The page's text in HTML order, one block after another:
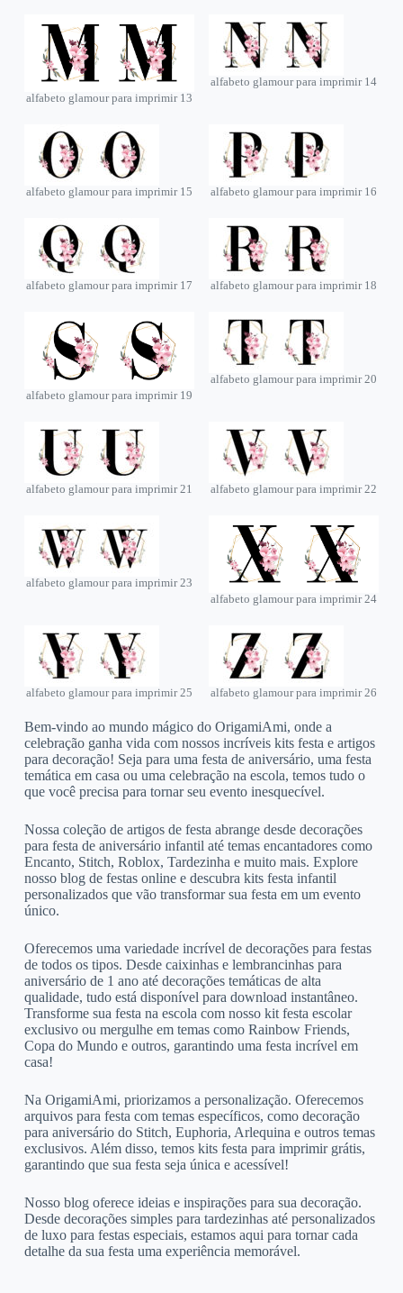
alfabeto glamour para imprimir 13
alfabeto glamour para imprimir 14
alfabeto glamour para imprimir 15 alfabeto glamour para imprimir 16
alfabeto glamour para imprimir 17 alfabeto glamour para imprimir 18
alfabeto glamour para imprimir 19
alfabeto glamour para imprimir 20
alfabeto glamour para imprimir 21 alfabeto glamour para imprimir 22
alfabeto glamour para imprimir 23
alfabeto glamour para imprimir 24
alfabeto glamour para imprimir 25 alfabeto glamour para imprimir 26
Bem-vindo ao mundo mágico do OrigamiAmi, onde a
celebração ganha vida com nossos incríveis kits festa e artigos
para decoração! Seja para uma festa de aniversário, uma festa
temática em casa ou uma celebração na escola, temos tudo o
que você precisa para tornar seu evento inesquecível.
Nossa coleção de artigos de festa abrange desde decorações
para festa de aniversário infantil até temas encantadores como
Encanto, Stitch, Roblox, Tardezinha e muito mais. Explore
nosso blog de festas online e descubra kits festa infantil
personalizados que vão transformar sua festa em um evento
único.
Oferecemos uma variedade incrível de decorações para festas
de todos os tipos. Desde caixinhas e lembrancinhas para
aniversário de 1 ano até decorações temáticas de alta
qualidade, tudo está disponível para download instantâneo.
Transforme sua festa na escola com nosso kit festa escolar
exclusivo ou mergulhe em temas como Rainbow Friends,
Copa do Mundo e outros, garantindo uma festa incrível em
casa!
Na OrigamiAmi, priorizamos a personalização. Oferecemos
arquivos para festa com temas específicos, como decoração
para aniversário do Stitch, Euphoria, Arlequina e outros temas
exclusivos. Além disso, temos kits festa para imprimir grátis,
garantindo que sua festa seja única e acessível!
Nosso blog oferece ideias e inspirações para sua decoração.
Desde decorações simples para tardezinhas até personalizados
de luxo para festas especiais, estamos aqui para tornar cada
detalhe da sua festa uma experiência memorável.